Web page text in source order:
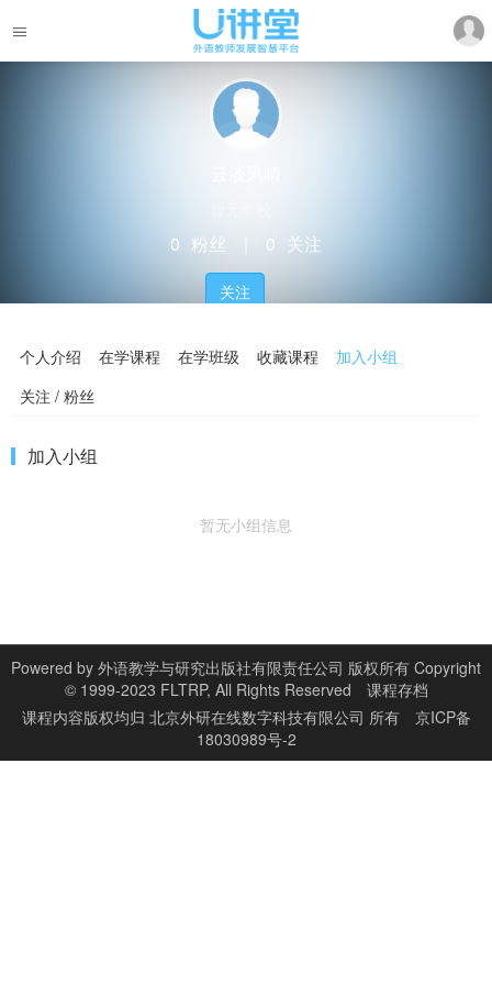
0 粉丝 0 关注
关注
个人介绍 在学课程 在学班级 收藏课程
加入小组
关注 / 粉丝
加入小组
暂无小组信息
Powered by 外语教学与研究出版社有限责任公司 版权所有 Copyright
© 1999-2023 FLTRP, All Rights Reserved
课程存档
课程内容版权均归 北京外研在线数字科技有限公司 所有
京ICP备
18030989号-2